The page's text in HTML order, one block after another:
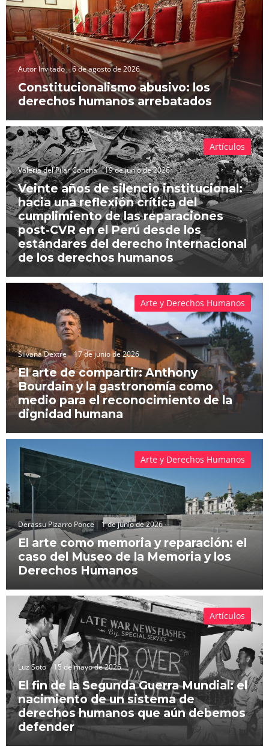
Autor Invitado 6 de agosto de 2026
Constitucionalismo abusivo: los
derechos humanos arrebatados
Valeria del Pilar Concha 19 de junio de 2026
Veinte años de silencio institucional:
hacia una reflexión crítica del
cumplimiento de las reparaciones
post-CVR en el Perú desde los
estándares del derecho internacional
de los derechos humanos
Artículos
Silvana Dextre 17 de junio de 2026
El arte de compartir: Anthony
Bourdain y la gastronomía como
medio para el reconocimiento de la
dignidad humana
Arte y Derechos Humanos
Derassu Pizarro Ponce 1 de junio de 2026
El arte como memoria y reparación: el
caso del Museo de la Memoria y los
Derechos Humanos
Arte y Derechos Humanos
Luz Soto 15 de mayo de 2026
El fin de la Segunda Guerra Mundial: el
nacimiento de un sistema de
derechos humanos que aún debemos
defender
Artículos